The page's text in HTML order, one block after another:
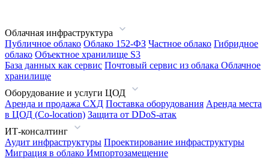
Облачная инфраструктура
Публичное облако Облако 152-ФЗ Частное облако Гибридное
облако Объектное хранилище S3
База данных как сервис Почтовый сервис из облака Облачное
хранилище
Оборудование и услуги ЦОД
Аренда и продажа СХД Поставка оборудования Аренда места
в ЦОД (Co-location) Защита от DDoS-атак
ИТ-консалтинг
Аудит инфраструктуры Проектирование инфраструктуры
Миграция в облако Импортозамещение